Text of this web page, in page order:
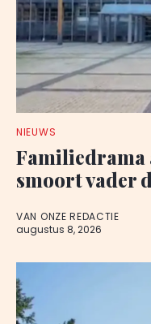
NIEUWS
Familiedrama
smoort vader
VAN ONZE REDACTIE
augustus 8, 2026